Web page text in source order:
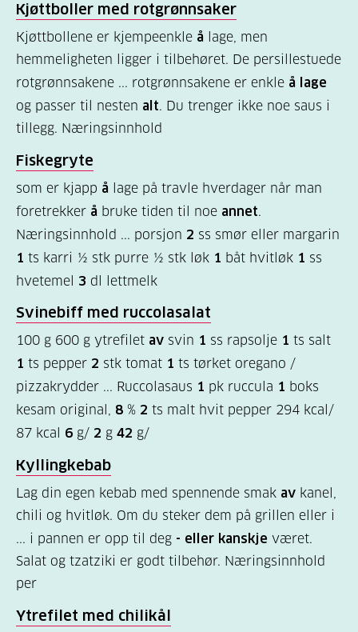
(591)
(316)
For
helsepersonell
(169)
Felles
innhold
(68)
type
1
(56)
Diabetes
type
2
(19)
Hva
er
diabetes?
(9)
Bli
Kjøttboller med rotgrønnsaker
Kjøttbollene er kjempeenkle å lage, men
hemmeligheten ligger i tilbehøret. De persillestuede
rotgrønnsakene ... rotgrønnsakene er enkle å lage
og passer til nesten alt. Du trenger ikke noe saus i
tillegg. Næringsinnhold
Fiskegryte
som er kjapp å lage på travle hverdager når man
foretrekker å bruke tiden til noe annet.
Næringsinnhold ... porsjon 2 ss smør eller margarin
1 ts karri ½ stk purre ½ stk løk 1 båt hvitløk 1 ss
hvetemel 3 dl lettmelk
Svinebiff med ruccolasalat
100 g 600 g ytrefilet av svin 1 ss rapsolje 1 ts salt
1 ts pepper 2 stk tomat 1 ts tørket oregano /
pizzakrydder ... Ruccolasaus 1 pk ruccula 1 boks
kesam original, 8 % 2 ts malt hvit pepper 294 kcal/
87 kcal 6 g/ 2 g 42 g/
Kyllingkebab
Lag din egen kebab med spennende smak av kanel,
chili og hvitløk. Om du steker dem på grillen eller i
... i pannen er opp til deg - eller kanskje været.
Salat og tzatziki er godt tilbehør. Næringsinnhold
per
Ytrefilet med chilikål